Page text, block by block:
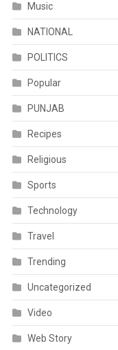
Music
NATIONAL
POLITICS
Popular
PUNJAB
Recipes
Religious
Sports
Technology
Travel
Trending
Uncategorized
Video
Web Story